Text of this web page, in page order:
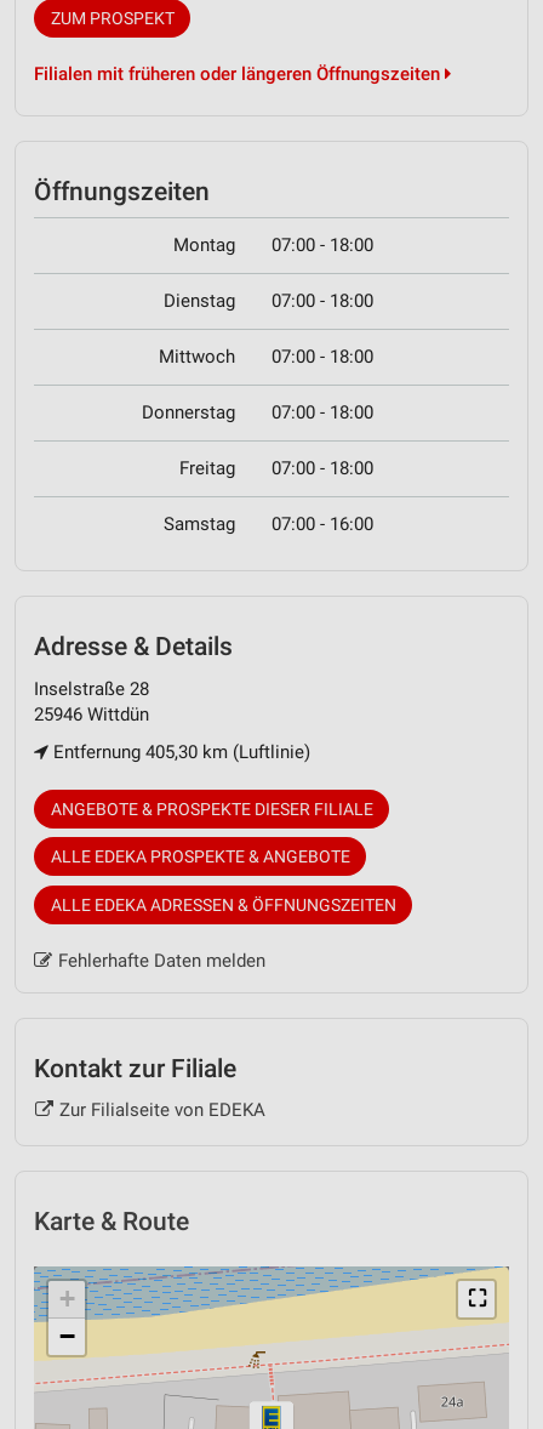
ZUM PROSPEKT
Filialen mit früheren oder längeren Öffnungszeiten
Öffnungszeiten
Montag 07:00 - 18:00
Dienstag 07:00 - 18:00
Mittwoch 07:00 - 18:00
Donnerstag 07:00 - 18:00
Freitag 07:00 - 18:00
Samstag 07:00 - 16:00
Adresse & Details
Inselstraße 28
25946 Wittdün
Entfernung 405,30 km (Luftlinie)
ANGEBOTE & PROSPEKTE DIESER FILIALE
ALLE EDEKA PROSPEKTE & ANGEBOTE
ALLE EDEKA ADRESSEN & ÖFFNUNGSZEITEN
Fehlerhafte Daten melden
Kontakt zur Filiale
Zur Filialseite von EDEKA
Karte & Route
⛶
+
−